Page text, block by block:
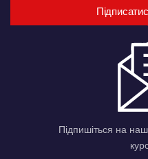
Підпишіться на